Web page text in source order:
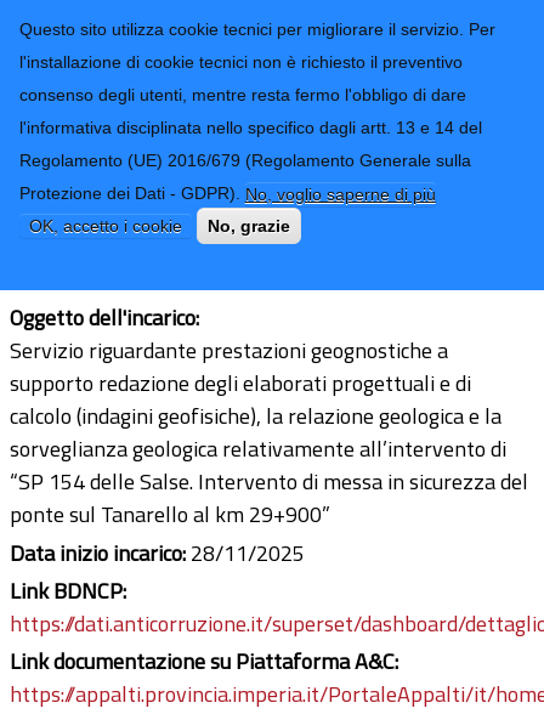
Questo sito utilizza cookie tecnici per migliorare il servizio. Per
l'installazione di cookie tecnici non è richiesto il preventivo
consenso degli utenti, mentre resta fermo l'obbligo di dare
l'informativa disciplinata nello specifico dagli artt. 13 e 14 del
Regolamento (UE) 2016/679 (Regolamento Generale sulla
Protezione dei Dati - GDPR). No, voglio saperne di più
OK, accetto i cookie
No, grazie
Provincia di
Imperia
CONTATTI-URP
TRASPARENZA
Form di ricerca
Geol. Aldo Acquarone
Ultimo aggiornamento: 30/12/2025 - 10:31
Oggetto dell'incarico:
Servizio riguardante prestazioni geognostiche a
supporto redazione degli elaborati progettuali e di
calcolo (indagini geofisiche), la relazione geologica e la
sorveglianza geologica relativamente all’intervento di
“SP 154 delle Salse. Intervento di messa in sicurezza del
ponte sul Tanarello al km 29+900”
Data inizio incarico:28/11/2025
Link BDNCP:
https://dati.anticorruzione.it/superset/dashboard/
Link documentazione su Piattaforma A&C:
https://appalti.provincia.imperia.it/PortaleAppalti/it/